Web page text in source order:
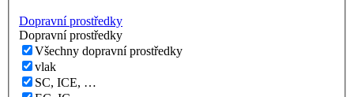
Dopravní prostředky
Dopravní prostředky
Všechny dopravní prostředky
vlak
SC, ICE, …